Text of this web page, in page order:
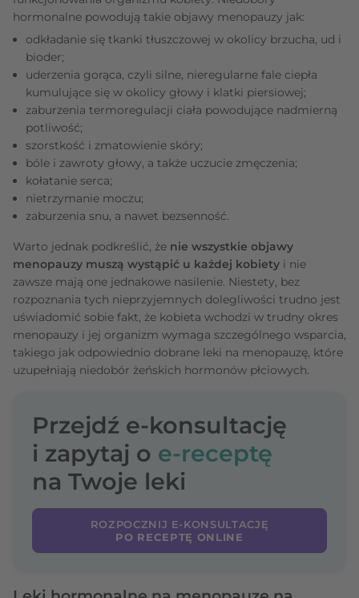
hormonalne powodują takie objawy menopauzy jak:
odkładanie się tkanki tłuszczowej w okolicy brzucha, ud i
bioder;
uderzenia gorąca, czyli silne, nieregularne fale ciepła
kumulujące się w okolicy głowy i klatki piersiowej;
zaburzenia termoregulacji ciała powodujące nadmierną
potliwość;
szorstkość i zmatowienie skóry;
bóle i zawroty głowy, a także uczucie zmęczenia;
kołatanie serca;
nietrzymanie moczu;
zaburzenia snu, a nawet bezsenność.
Warto jednak podkreślić, że nie wszystkie objawy
menopauzy muszą wystąpić u każdej kobiety i nie
zawsze mają one jednakowe nasilenie. Niestety, bez
rozpoznania tych nieprzyjemnych dolegliwości trudno jest
uświadomić sobie fakt, że kobieta wchodzi w trudny okres
menopauzy i jej organizm wymaga szczególnego wsparcia,
takiego jak odpowiednio dobrane leki na menopauzę, które
uzupełniają niedobór żeńskich hormonów płciowych.
Przejdź e-konsultację
i zapytaj o e-receptę
na Twoje leki
ROZPOCZNIJ E-KONSULTACJĘ
PO RECEPTĘ ONLINE